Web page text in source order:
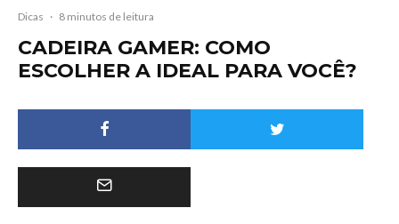
Dicas · 8 minutos de leitura
CADEIRA GAMER: COMO
ESCOLHER A IDEAL PARA VOCÊ?